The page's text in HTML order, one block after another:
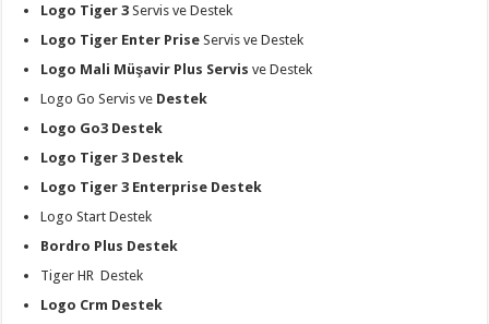
Logo Tiger 3Servis ve Destek
Logo Tiger Enter PriseServis ve Destek
Logo Mali Müşavir Plus Servis ve Destek
Logo Go Servis ve Destek
Logo Go3 Destek
Logo Tiger 3 Destek
Logo Tiger 3 Enterprise Destek
Logo Start Destek
Bordro Plus Destek
Tiger HR Destek
Logo Crm Destek